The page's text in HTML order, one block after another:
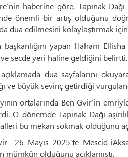
haberine göre, Tapınak
önemli bir artış olduğunu
dua edilmesini kolaylaştırmak
yapan Haham
secde yeri haline geldiğini belirtti.
dua sayfalarını
ve büyük sevinç getirdiği
ortalarında Ben Gvir’in
O dönemde Tapınak Dağı
bu mekan sokmak olduğunu
26 Mayıs 2025’te Mescid-
mümkün olduğunu açıklamıştı.